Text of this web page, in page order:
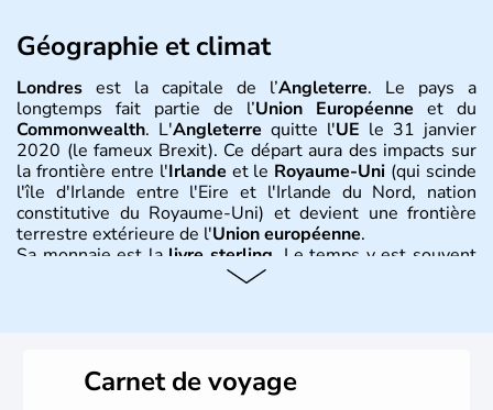
Géographie et climat
Londres est la capitale de l’Angleterre. Le pays a
longtemps fait partie de l’Union Européenne et du
Commonwealth. L'Angleterre quitte l'UE le 31 janvier
2020 (le fameux Brexit). Ce départ aura des impacts sur
la frontière entre l'Irlande et le Royaume-Uni (qui scinde
l'île d'Irlande entre l'Eire et l'Irlande du Nord, nation
constitutive du Royaume-Uni) et devient une frontière
terrestre extérieure de l'Union européenne.
Sa monnaie est lalivre sterling . Le temps y est souvent
instable avec de nombreuses précipitations : il s’agit d’un
Histoire et administration
Carnet de voyage